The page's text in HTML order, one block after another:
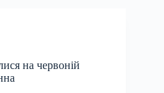
на червоній